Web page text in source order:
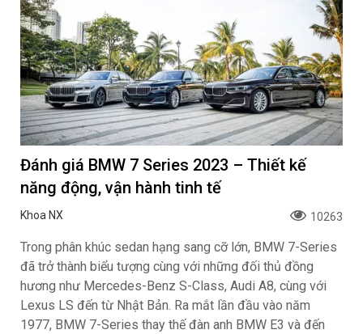
Đánh giá BMW 7 Series 2023 – Thiết kế
năng động, vận hành tinh tế
Khoa NX 10263
Trong phân khúc sedan hạng sang cỡ lớn, BMW 7-Series
đã trở thành biểu tượng cùng với những đối thủ đồng
hương như Mercedes-Benz S-Class, Audi A8, cùng với
Lexus LS đến từ Nhật Bản. Ra mắt lần đầu vào năm
1977, BMW 7-Series thay thế đàn anh BMW E3 và đến